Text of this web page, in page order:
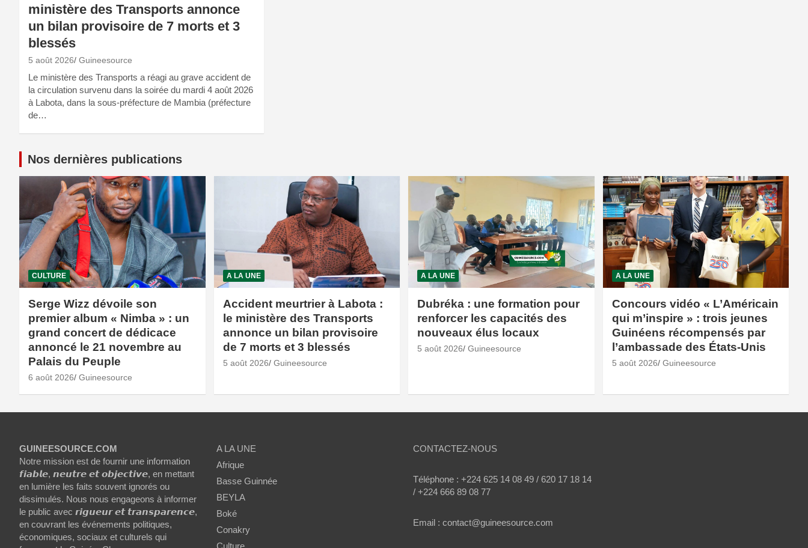
ministère des Transports annonce
un bilan provisoire de 7 morts et 3
blessés
5 août 2026 Guineesource
Le ministère des Transports a réagi au grave accident de
la circulation survenu dans la soirée du mardi 4 août 2026
à Labota, dans la sous-préfecture de Mambia (préfecture
de…
Nos dernières publications
CULTURE
Serge Wizz dévoile son
premier album « Nimba » : un
grand concert de dédicace
annoncé le 21 novembre au
Palais du Peuple
6 août 2026 Guineesource
A LA UNE
Accident meurtrier à Labota :
le ministère des Transports
annonce un bilan provisoire
de 7 morts et 3 blessés
5 août 2026 Guineesource
A LA UNE
Dubréka : une formation pour
renforcer les capacités des
nouveaux élus locaux
5 août 2026 Guineesource
A LA UNE
Concours vidéo « L’Américain
qui m’inspire » : trois jeunes
Guinéens récompensés par
l’ambassade des États-Unis
5 août 2026 Guineesource
GUINEESOURCE.COM
Notre mission est de fournir une information
𝙛𝙞𝙖𝙗𝙡𝙚, 𝙣𝙚𝙪𝙩𝙧𝙚 𝙚𝙩 𝙤𝙗𝙟𝙚𝙘𝙩𝙞𝙫𝙚, en mettant
en lumière les faits souvent ignorés ou
dissimulés. Nous nous engageons à informer
le public avec 𝙧𝙞𝙜𝙪𝙚𝙪𝙧 𝙚𝙩 𝙩𝙧𝙖𝙣𝙨𝙥𝙖𝙧𝙚𝙣𝙘𝙚,
en couvrant les événements politiques,
économiques, sociaux et culturels qui
A LA UNE
Afrique
Basse Guinnée
BEYLA
Boké
Conakry
Culture
CONTACTEZ-NOUS
Téléphone : +224 625 14 08 49 / 620 17 18 14
/ +224 666 89 08 77
Email : contact@guineesource.com